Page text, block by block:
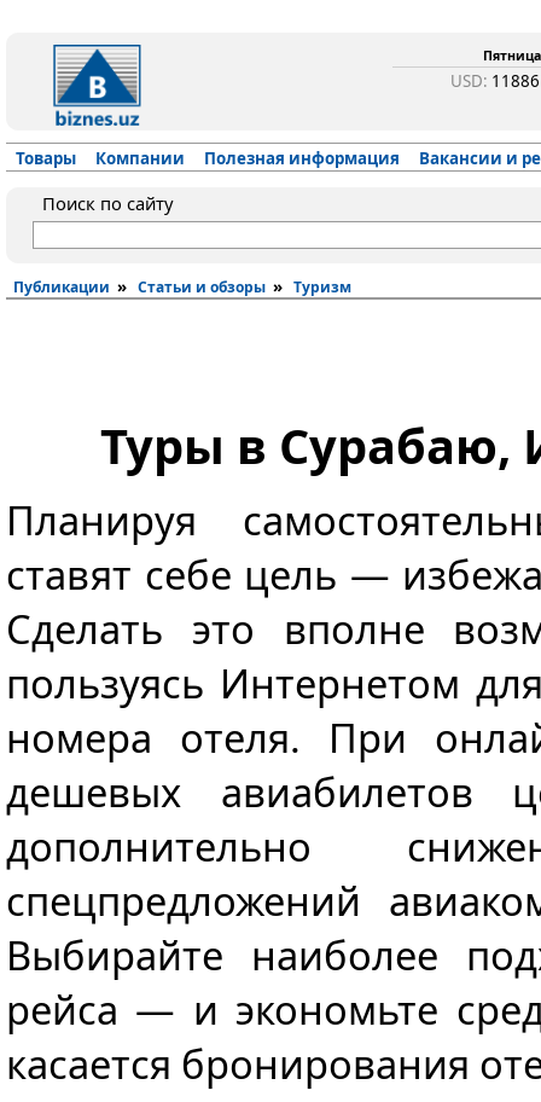
USD:
Товары Компании Полезная информация Вакансии и
Поиск по сайту
Публикации » Статьи и обзоры » Туризм
Туры в Сурабаю,
Планируя
ставят себе цель —
Сделать это вполне
пользуясь Интернетом
номера отеля. При
дешевых авиабилетов
дополнительно
спецпредложений
Выбирайте наиболее
рейса — и экономьте
касается бронирования